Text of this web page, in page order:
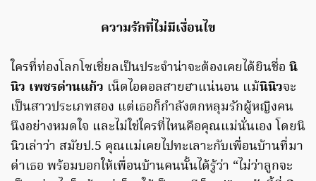
ความรักที่ไม่มีเงื่อนไข
ใครที่ท่องโลกโซเชี่ยลเป็นประจำน่าจะต้องเคยได้ยินชื่อ นิ
นิว เพชรด่านแก้ว เน็ตไอดอลสายฮาแน่นอน แม้นินิวจะ
เป็นสาวประเภทสอง แต่เธอก็กำลังตกหลุมรักผู้หญิงคน
นึงอย่างหมดใจ และไม่ใช่ใครที่ไหนคือคุณแม่นั่นเอง โดยนิ
นิวเล่าว่า สมัยป.5 คุณแม่เคยไปทะเลาะกับเพื่อนบ้านที่มา
ด่าเธอ พร้อมบอกให้เพื่อนบ้านคนนั้นได้รู้ว่า “ไม่ว่าลูกจะ